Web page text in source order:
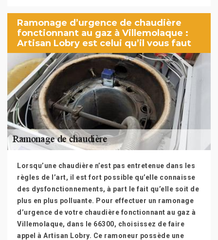
Ramonage d’urgence de chaudière
fonctionnant au gaz à Villemolaque :
Artisan Lobry est celui qu’il vous faut
Lorsqu’une chaudière n’est pas entretenue dans les
règles de l’art, il est fort possible qu’elle connaisse
des dysfonctionnements, à part le fait qu’elle soit de
plus en plus polluante. Pour effectuer un ramonage
d’urgence de votre chaudière fonctionnant au gaz à
Villemolaque, dans le 66300, choisissez de faire
appel à Artisan Lobry. Ce ramoneur possède une